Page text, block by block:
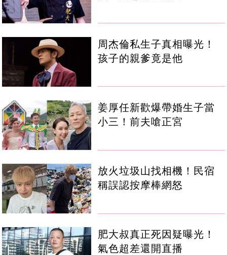
周杰倫私生子真相曝光！
孩子的親爹竟是他
姜厚任新歡爆帶婚生子當
小三！前夫嗆正宮
放火垃圾山找相機！民宿
稱誤認按摩棒網怒
肥大叔真正死因疑曝光！
氣色超差還開直播